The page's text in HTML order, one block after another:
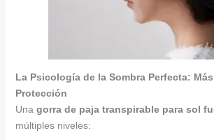
La Psicología de la Sombra Perfecta:
Protección
Una gorra de paja transpirable para sol
múltiples niveles: